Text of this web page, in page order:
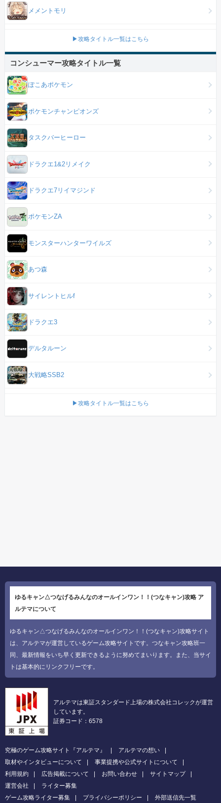
メメントモリ
▶攻略タイトル一覧はこちら
コンシューマー攻略タイトル一覧
ぽこあポケモン
ポケモンチャンピオンズ
タスクバーヒーロー
ドラクエ1&2リメイク
ドラクエ7リイマジンド
ポケモンZA
モンスターハンターワイルズ
あつ森
サイレントヒルf
ドラクエ3
デルタルーン
大戦略SSB2
▶攻略タイトル一覧はこちら
ゆるキャン△つなげるみんなのオールインワン！！(つなキャン)攻略 ア
ルテマについて
ゆるキャン△つなげるみんなのオールインワン！！(つなキャン)攻略サイト
は、アルテマが運営しているゲーム攻略サイトです。つなキャン攻略班一
同、最新情報をいち早く更新できるように努めてまいります。また、当サイ
トは基本的にリンクフリーです。
アルテマは東証スタンダード上場の株式会社コレックが運営
しています。
証券コード：6578
究極のゲーム攻略サイト『アルテマ』
アルテマの想い
取材やインタビューについて
事業提携や公式サイトについて
利用規約
広告掲載について お問い合わせ
サイトマップ
運営会社
ライター募集
ゲーム攻略ライター募集
プライバシーポリシー 外部送信先一覧